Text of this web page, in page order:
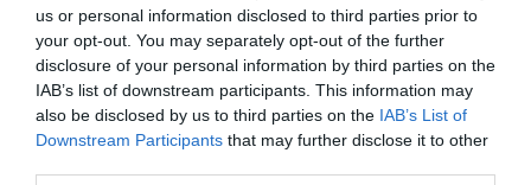
us or personal information disclosed to third parties prior to
your opt-out. You may separately opt-out of the further
disclosure of your personal information by third parties on the
IAB’s list of downstream participants. This information may
also be disclosed by us to third parties on the IAB’s List of
Downstream Participants that may further disclose it to other
források alapján gyakrana zsírfarkú juhok
faggyúját használták, amely gazdagabb ízt ad,
mint a ma megszokott olajok.
Figyelmedbe ajánljuk!
A gulyáslevesről tartott gyorstalpalót